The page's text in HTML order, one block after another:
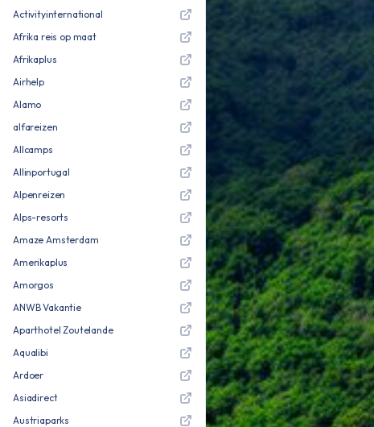
Activityinternational
Afrika reis op maat
Afrikaplus
Airhelp
Alamo
alfareizen
Allcamps
Allinportugal
Alpenreizen
Alps-resorts
Amaze Amsterdam
Amerikaplus
Amorgos
ANWB Vakantie
Aparthotel Zoutelande
Aqualibi
Ardoer
Asiadirect
Austriaparks